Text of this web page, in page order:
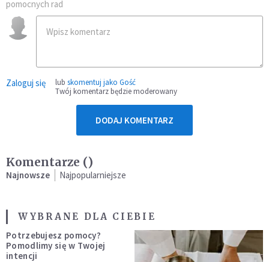
pomocnych rad
Zaloguj się lub skomentuj jako Gość
Twój komentarz będzie moderowany
DODAJ KOMENTARZ
Komentarze ()
Najnowsze Najpopularniejsze
WYBRANE DLA CIEBIE
Potrzebujesz pomocy?
Pomodlimy się w Twojej
intencji